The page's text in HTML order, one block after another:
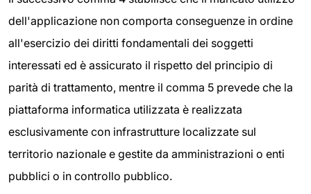
dell'applicazione non comporta conseguenze in ordine
all'esercizio dei diritti fondamentali dei soggetti
interessati ed è assicurato il rispetto del principio di
parità di trattamento, mentre il comma 5 prevede che la
piattaforma informatica utilizzata è realizzata
esclusivamente con infrastrutture localizzate sul
territorio nazionale e gestite da amministrazioni o enti
pubblici o in controllo pubblico.